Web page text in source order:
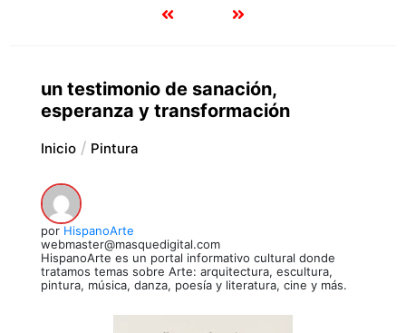
un testimonio de sanación,
esperanza y transformación
Inicio Pintura
por HispanoArte
webmaster@masquedigital.com
HispanoArte es un portal informativo cultural donde
tratamos temas sobre Arte: arquitectura, escultura,
pintura, música, danza, poesía y literatura, cine y más.